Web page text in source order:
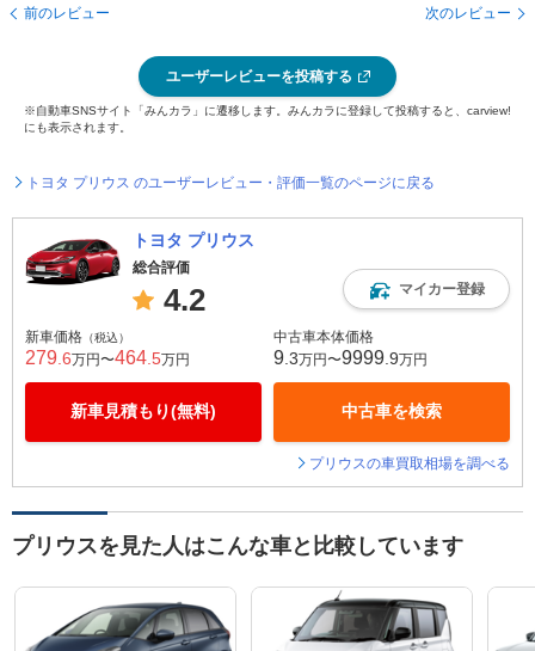
前のレビュー 次のレビュー
ユーザーレビューを投稿する
※自動車SNSサイト「みんカラ」に遷移します。みんカラに登録して投稿すると、carview!
にも表示されます。
トヨタ プリウス のユーザーレビュー・評価一覧のページに戻る
トヨタ プリウス
総合評価
4.2 マイカー登録
新車価格 （税込）
279 .6万円〜464 .5万円
新車見積もり(無料)
中古車本体価格
9 .3万円〜9999 .9万円
中古車を検索
プリウスの車買取相場を調べる
プリウスを見た人はこんな車と比較しています